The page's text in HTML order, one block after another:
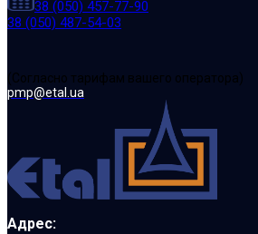
38 (050) 457-77-90
38 (050) 487-54-03
(Cогласно тарифам вашего оператора)
pmp@etal.ua
Адрес: